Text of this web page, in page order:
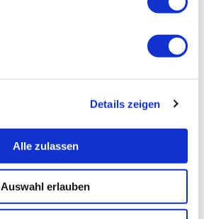
Details zeigen
Alle zulassen
Auswahl erlauben